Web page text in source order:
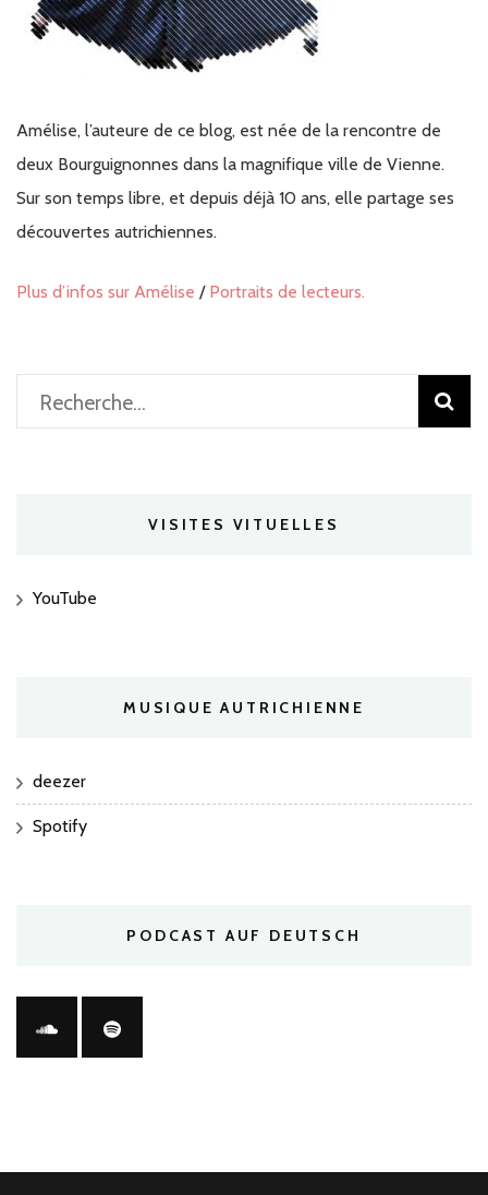
Amélise, l’auteure de ce blog, est née de la rencontre de
deux Bourguignonnes dans la magnifique ville de Vienne.
Sur son temps libre, et depuis déjà 10 ans, elle partage ses
découvertes autrichiennes.
Plus d’infos sur Amélise / Portraits de lecteurs.
Rechercher :
VISITES VITUELLES
YouTube
MUSIQUE AUTRICHIENNE
deezer
Spotify
PODCAST AUF DEUTSCH